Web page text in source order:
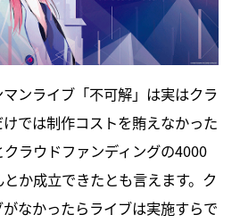
ンライブ「不可解」は実はクラ
では制作コストを賄えなかった
ラウドファンディングの4000
か成立できたとも言えます。ク
なかったらライブは実施すらで